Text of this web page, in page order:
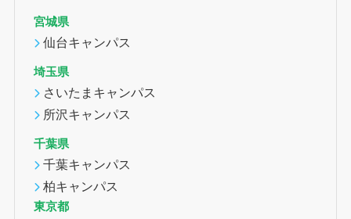
宮城県
仙台キャンパス
埼玉県
さいたまキャンパス
所沢キャンパス
千葉県
千葉キャンパス
柏キャンパス
東京都